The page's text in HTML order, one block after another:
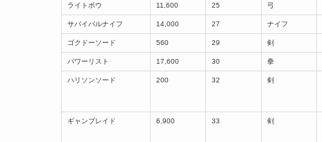
ライトボウ 11,600 25 弓
サバイバルナイフ 14,000 27 ナイフ
ゴクドーソード 560 29 剣
パワーリスト 17,600 30 拳
ハリソンソード 200 32 剣
ギャンブレイド 6,900 33 剣